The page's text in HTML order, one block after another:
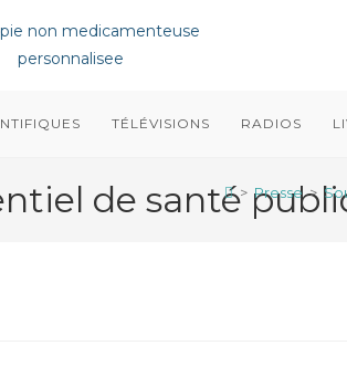
TÉLÉVISIONS RADIOS
de santé
> Presse >